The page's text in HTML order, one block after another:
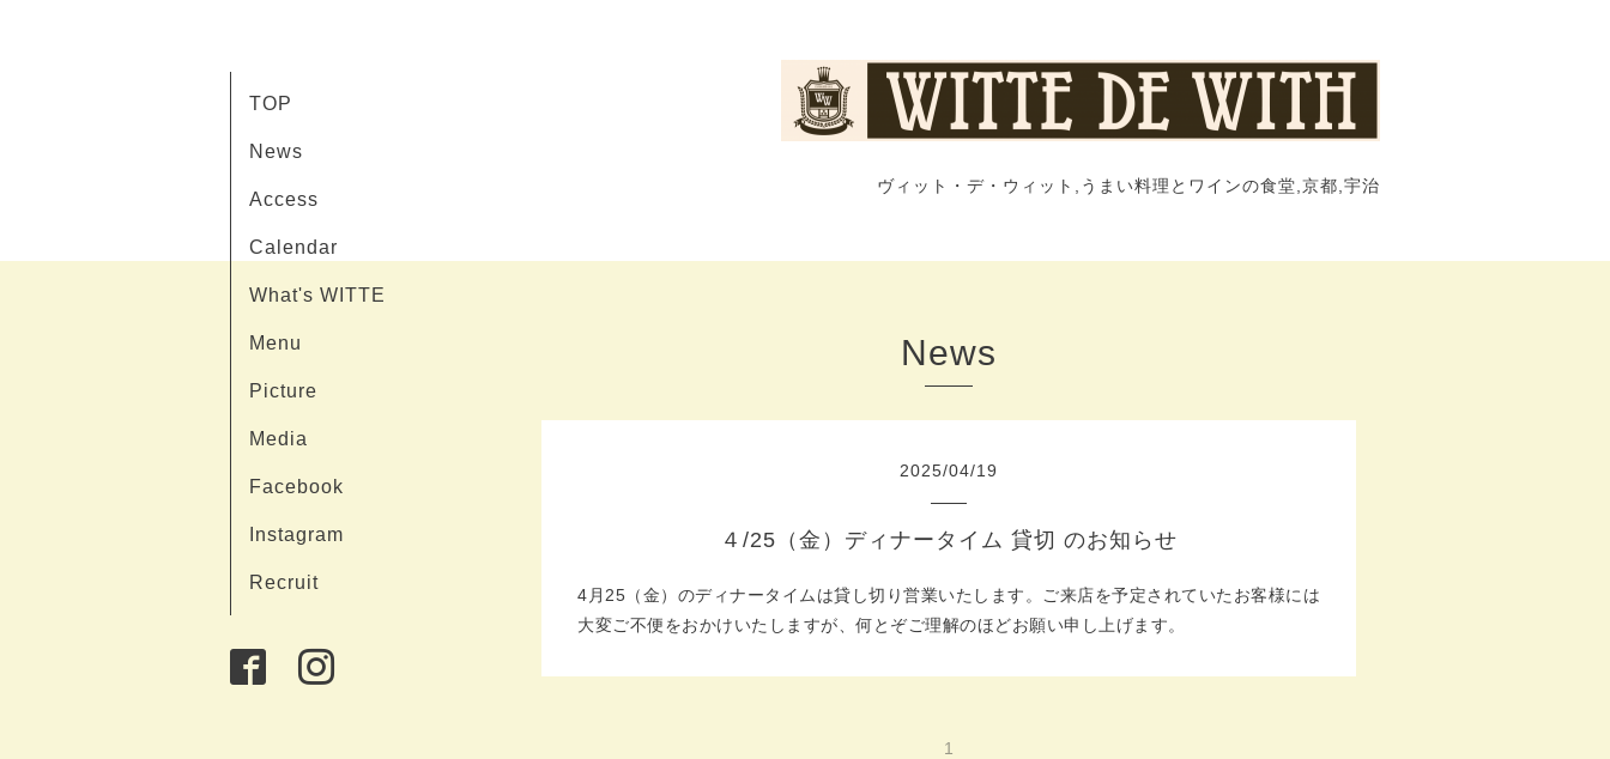
ヴィット・デ・ウィット,うまい料理とワインの食堂,京都,宇治
TOP
News
Access
Calendar
What's WITTE
Menu
Picture
Media
Facebook
Instagram
Recruit
News
2025/04/19
４/25（金）ディナータイム 貸切 のお知らせ
4月25（金）のディナータイムは貸し切り営業いたします。ご来店を予定されていたお客様には
大変ご不便をおかけいたしますが、何とぞご理解のほどお願い申し上げます。
1